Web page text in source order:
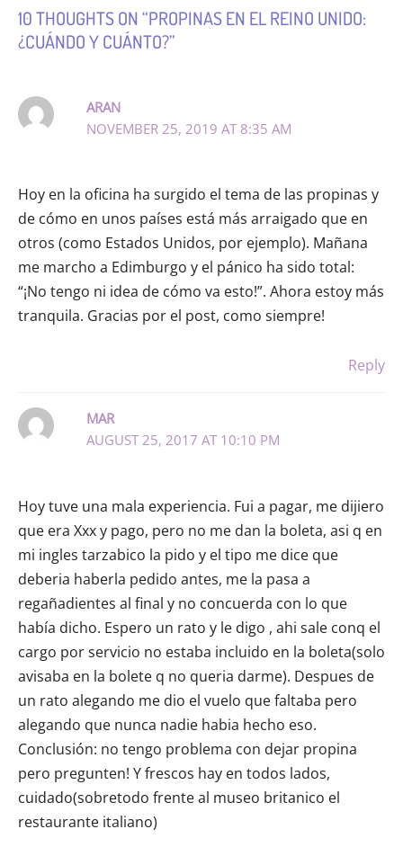
10 THOUGHTS ON “PROPINAS EN EL REINO UNIDO:
¿CUÁNDO Y CUÁNTO?”
ARAN
NOVEMBER 25, 2019 AT 8:35 AM
Hoy en la oficina ha surgido el tema de las propinas y
de cómo en unos países está más arraigado que en
otros (como Estados Unidos, por ejemplo). Mañana
me marcho a Edimburgo y el pánico ha sido total:
“¡No tengo ni idea de cómo va esto!”. Ahora estoy más
tranquila. Gracias por el post, como siempre!
Reply
MAR
AUGUST 25, 2017 AT 10:10 PM
Hoy tuve una mala experiencia. Fui a pagar, me dijiero
que era Xxx y pago, pero no me dan la boleta, asi q en
mi ingles tarzabico la pido y el tipo me dice que
deberia haberla pedido antes, me la pasa a
regañadientes al final y no concuerda con lo que
había dicho. Espero un rato y le digo , ahi sale conq el
cargo por servicio no estaba incluido en la boleta(solo
avisaba en la bolete q no queria darme). Despues de
un rato alegando me dio el vuelo que faltaba pero
alegando que nunca nadie habia hecho eso.
Conclusión: no tengo problema con dejar propina
pero pregunten! Y frescos hay en todos lados,
cuidado(sobretodo frente al museo britanico el
restaurante italiano)